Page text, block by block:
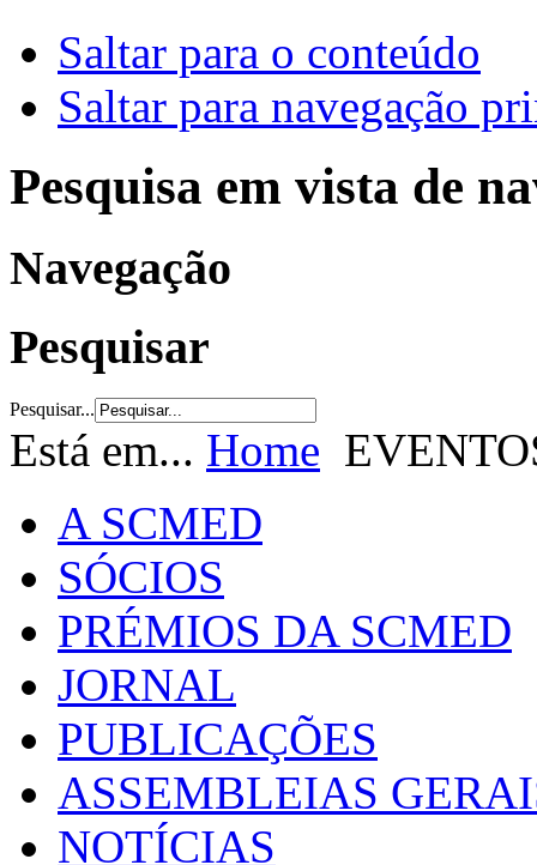
Saltar para o conteúdo
Saltar para navegação
Pesquisa em vista de
Navegação
Pesquisar
Pesquisar...
Está em... Home
A SCMED
SÓCIOS
PRÉMIOS DA SCMED
JORNAL
PUBLICAÇÕES
ASSEMBLEIAS
NOTÍCIAS